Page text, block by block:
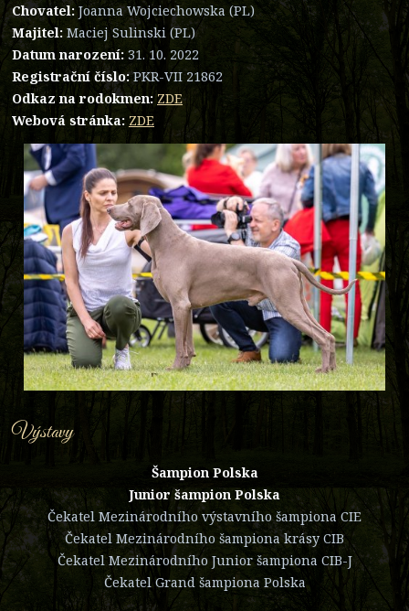
Chovatel: Joanna Wojciechowska (PL)
Majitel: Maciej Sulinski (PL)
Datum narození: 31. 10. 2022
Registrační číslo:PKR-VII 21862
Odkaz na rodokmen: ZDE
Webová stránka: ZDE
Výstavy
Šampion Polska
Junior šampion Polska
Čekatel Mezinárodního výstavního šampiona CIE
Čekatel Mezinárodního šampiona krásy CIB
Čekatel Mezinárodního Junior šampiona CIB-J
Čekatel Grand šampiona Polska